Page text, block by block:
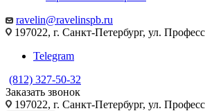
ravelin@ravelinspb.ru
197022, г. Санкт-Петербург, ул.
Telegram
(812) 327-50-32
Заказать звонок
197022, г. Санкт-Петербург, ул.